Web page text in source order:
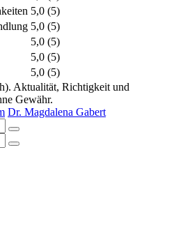
5,0 (5)
5,0 (5)
5,0 (5)
5,0 (5)
5,0 (5)
Aktualität, Richtigkeit und
Gewähr.
Dr. Magdalena Gabert